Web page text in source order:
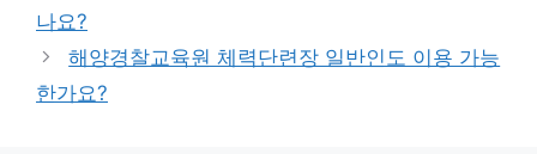
나요?
해양경찰교육원 체력단련장 일반인도 이용 가능
한가요?